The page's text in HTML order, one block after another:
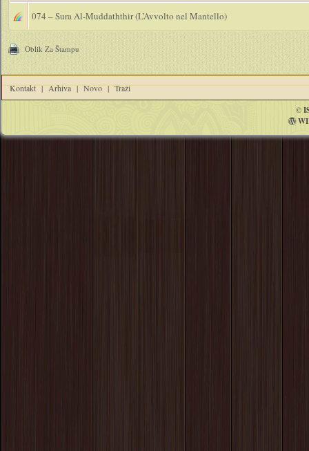
074 – Sura Al-Muddaththir (L’Avvolto nel Mantello)
Oblik Za Štampu
Kontakt | Arhiva | Novo | Traži
©